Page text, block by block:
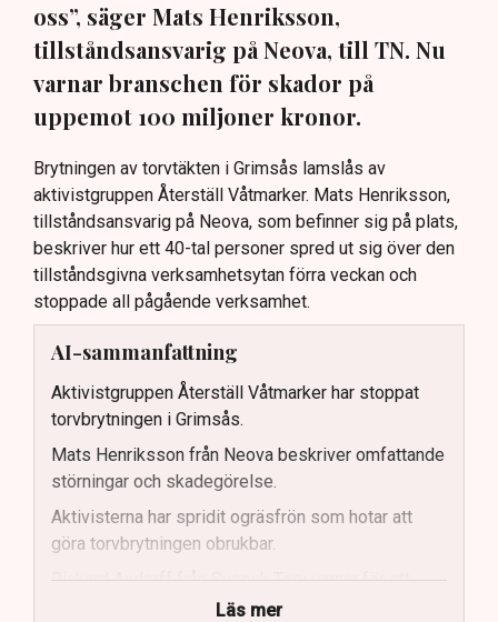
oss”, säger Mats Henriksson,
tillståndsansvarig på Neova, till TN. Nu
varnar branschen för skador på
uppemot 100 miljoner kronor.
Brytningen av torvtäkten i Grimsås lamslås av
aktivistgruppen Återställ Våtmarker. Mats Henriksson,
tillståndsansvarig på Neova, som befinner sig på plats,
beskriver hur ett 40-tal personer spred ut sig över den
tillståndsgivna verksamhetsytan förra veckan och
stoppade all pågående verksamhet.
AI-sammanfattning
Aktivistgruppen Återställ Våtmarker har stoppat
torvbrytningen i Grimsås.
Mats Henriksson från Neova beskriver omfattande
störningar och skadegörelse.
Aktivisterna har spridit ogräsfrön som hotar att
göra torvbrytningen obrukbar.
Rickard Axdorff från Svensk Torv varnar för ett
stort ekonomiskt sabotage.
Läs mer